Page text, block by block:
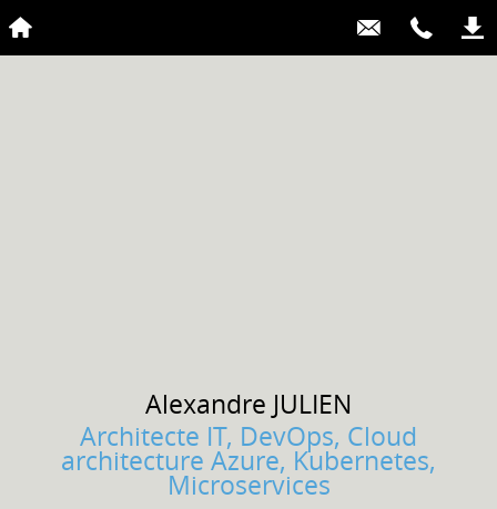
Alexandre JULIEN
Architecte IT, DevOps, Cloud
architecture Azure, Kubernetes,
Microservices